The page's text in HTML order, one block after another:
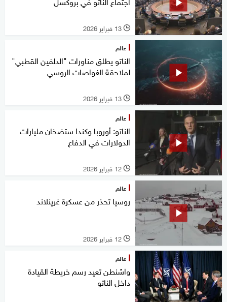
l 13 فبراير 2026
عالم
الناتو يطلق مناورات "الدلفين القطبي"
لملاحقة الغواصات الروسي
l 13 فبراير 2026
عالم
الناتو: أوروبا وكندا ستضخان مليارات
الدولارات في الدفاع
l 12 فبراير 2026
عالم
روسيا تحذر من عسكرة غرينلاند
l 12 فبراير 2026
عالم
واشنطن تعيد رسم خريطة القيادة
داخل الناتو